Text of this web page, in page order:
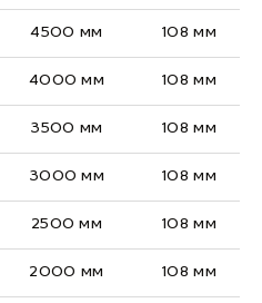
4500 мм 108 мм
4000 мм 108 мм
3500 мм 108 мм
3000 мм 108 мм
2500 мм 108 мм
2000 мм 108 мм